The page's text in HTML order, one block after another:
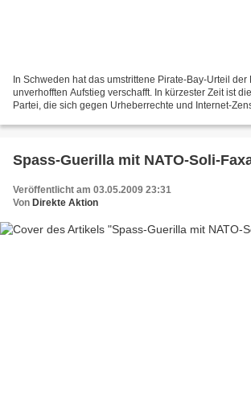
In Schweden hat das umstrittene Pirate-Bay-Urteil
unverhofften Aufstieg verschafft. In kürzester Zeit ist
Partei, die sich gegen Urheberrechte und Internet-
Spass-Guerilla mit NATO-Soli-
Veröffentlicht am 03.05.2009 23:31
Von Direkte Aktion